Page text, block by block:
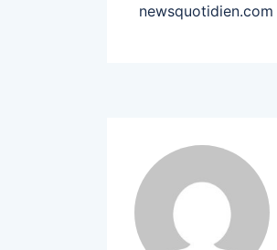
newsquotidien.com